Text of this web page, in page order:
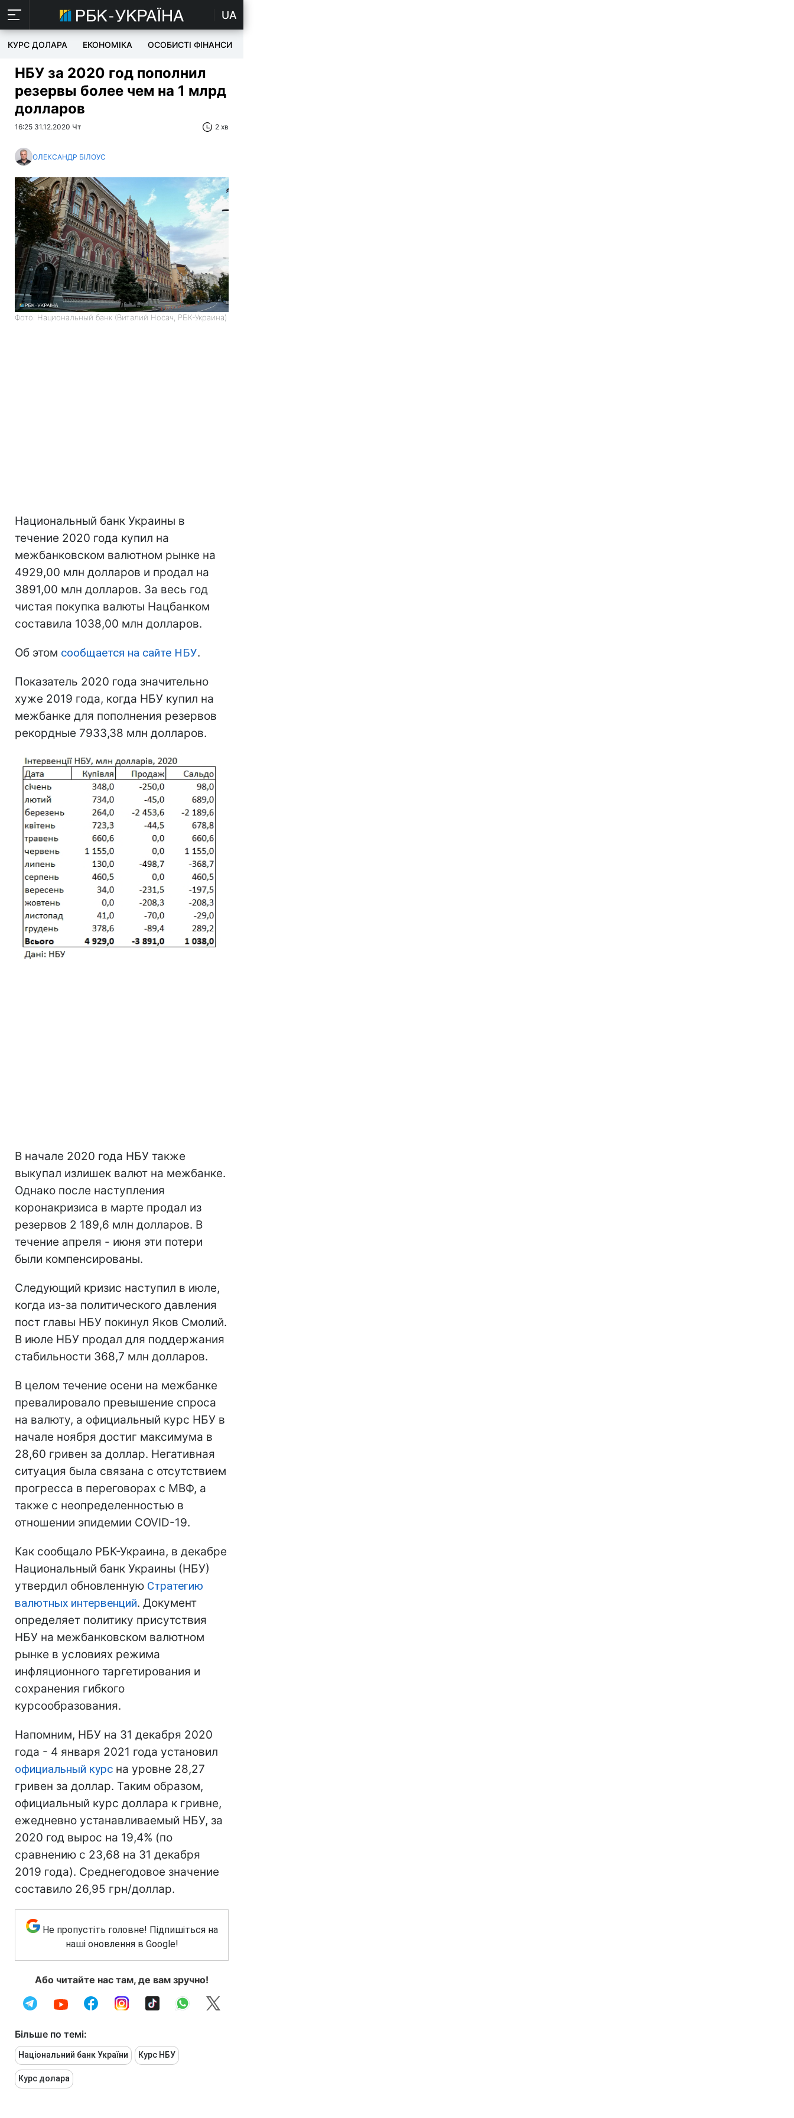
UA
КУРС ДОЛАРА ЕКОНОМІКА ОСОБИСТІ ФІНАНСИ
НБУ за 2020 год пополнил
резервы более чем на 1 млрд
долларов
16:25 31.12.2020 Чт 2 хв
ОЛЕКСАНДР БІЛОУС
Фото: Национальный банк (Виталий Носач, РБК-Украина)
Национальный банк Украины в
течение 2020 года купил на
межбанковском валютном рынке на
4929,00 млн долларов и продал на
3891,00 млн долларов. За весь год
чистая покупка валюты Нацбанком
составила 1038,00 млн долларов.
Об этом сообщается на сайте НБУ.
Показатель 2020 года значительно
хуже 2019 года, когда НБУ купил на
межбанке для пополнения резервов
рекордные 7933,38 млн долларов.
В начале 2020 года НБУ также
выкупал излишек валют на межбанке.
Однако после наступления
коронакризиса в марте продал из
резервов 2 189,6 млн долларов. В
течение апреля - июня эти потери
были компенсированы.
Следующий кризис наступил в июле,
когда из-за политического давления
пост главы НБУ покинул Яков Смолий.
В июле НБУ продал для поддержания
стабильности 368,7 млн долларов.
В целом течение осени на межбанке
превалировало превышение спроса
на валюту, а официальный курс НБУ в
начале ноября достиг максимума в
28,60 гривен за доллар. Негативная
ситуация была связана с отсутствием
прогресса в переговорах с МВФ, а
также с неопределенностью в
отношении эпидемии COVID-19.
Как сообщало РБК-Украина, в декабре
Национальный банк Украины (НБУ)
утвердил обновленную Стратегию
валютных интервенций. Документ
определяет политику присутствия
НБУ на межбанковском валютном
рынке в условиях режима
инфляционного таргетирования и
сохранения гибкого
курсообразования.
Напомним, НБУ на 31 декабря 2020
года - 4 января 2021 года установил
официальный курс на уровне 28,27
гривен за доллар. Таким образом,
официальный курс доллара к гривне,
ежедневно устанавливаемый НБУ, за
2020 год вырос на 19,4% (по
сравнению с 23,68 на 31 декабря
2019 года). Среднегодовое значение
составило 26,95 грн/доллар.
Не пропустіть головне! Підпишіться на
наші оновлення в Google!
Або читайте нас там, де вам зручно!
Більше по темі:
Національний банк України Курс НБУ
Курс долара